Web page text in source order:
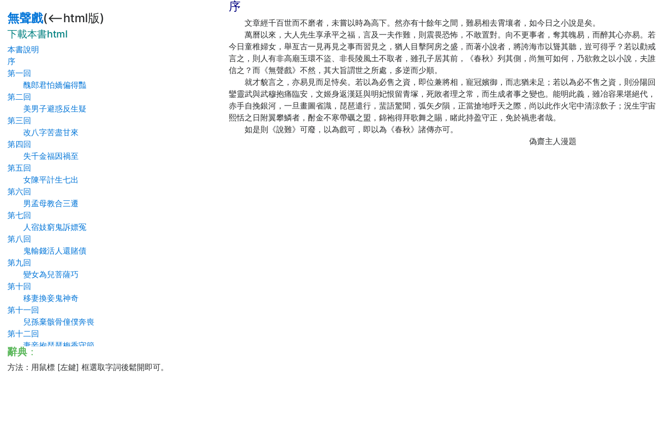
無聲戲(<--html版)
下載本書html
本書說明
序
第一回
醜郎君怕嬌偏得豔
第二回
美男子避惑反生疑
第三回
改八字苦盡甘來
第四回
失千金福因禍至
第五回
女陳平計生七出
第六回
男孟母教合三遷
第七回
人宿妓窮鬼訴嫖冤
第八回
鬼輸錢活人還賭債
第九回
變女為兒菩薩巧
第十回
移妻換妾鬼神奇
第十一回
兒孫棄骸骨僮僕奔喪
第十二回
妻妾抱琵琶梅香守節
辭典 ：
方法：用鼠標 [左鍵] 框選取字詞後鬆開即可。
序
文章經千百世而不磨者，未嘗以時為高下。然亦有十餘年之間，難易相去霄壤者，如今日之小說是矣。
萬曆以來，大人先生享承平之福，言及一夫作難，則震畏恐怖，不敢置對。向不更事者，奪其魄易，而醉其心亦易。若
今日童稚婦女，舉亙古一見再見之事而習見之，猶人目擊阿房之盛，而著小說者，將誇海市以聳其聽，豈可得乎？若以勸戒
言之，則人有非高廟玉環不盜、非長陵風土不取者，雖孔子居其前，《春秋》列其側，尚無可如何，乃欲救之以小說，夫誰
信之？而《無聲戲》不然，其大旨謂世之所處，多逆而少順。
就才貌言之，亦易見而足恃矣。若以為必售之資，即位兼將相，寵冠嬪御，而志猶未足；若以為必不售之資，則汾陽回
鑾靈武與武穆抱痛臨安，文姬身返漢廷與明妃恨留青塚，死敗者理之常，而生成者事之變也。能明此義，雖冶容果堪絕代，
赤手自挽銀河，一旦畫圖省識，琵琶遣行，蜚語驚聞，弧矢夕隕，正當搶地呼天之際，尚以此作火宅中清涼飲子；況生宇宙
熙恬之日附翼攀鱗者，酎金不寒帶礪之盟，錦袍得拜歌舞之賜，睹此持盈守正，免於禍患者哉。
如是則《說難》可廢，以為戲可，即以為《春秋》諸傳亦可。
偽齋主人漫題